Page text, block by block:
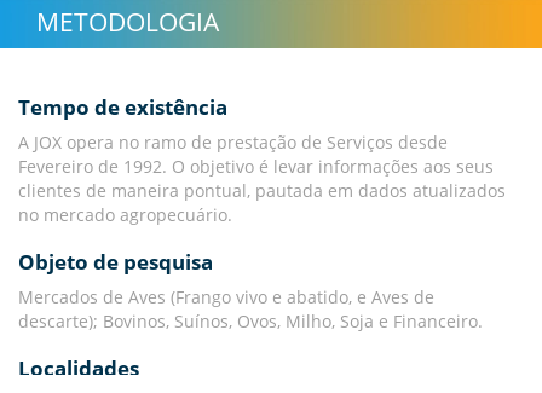
METODOLOGIA
Tempo de existência
A JOX opera no ramo de prestação de Serviços desde
Fevereiro de 1992. O objetivo é levar informações aos seus
clientes de maneira pontual, pautada em dados atualizados
no mercado agropecuário.
Objeto de pesquisa
Mercados de Aves (Frango vivo e abatido, e Aves de
descarte); Bovinos, Suínos, Ovos, Milho, Soja e Financeiro.
Localidades